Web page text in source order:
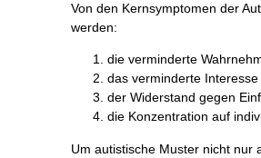
Von den Kernsymptomen der
werden:
die verminderte
das verminderte
der Widerstand gegen
die Konzentration auf
Um autistische Muster nicht nur